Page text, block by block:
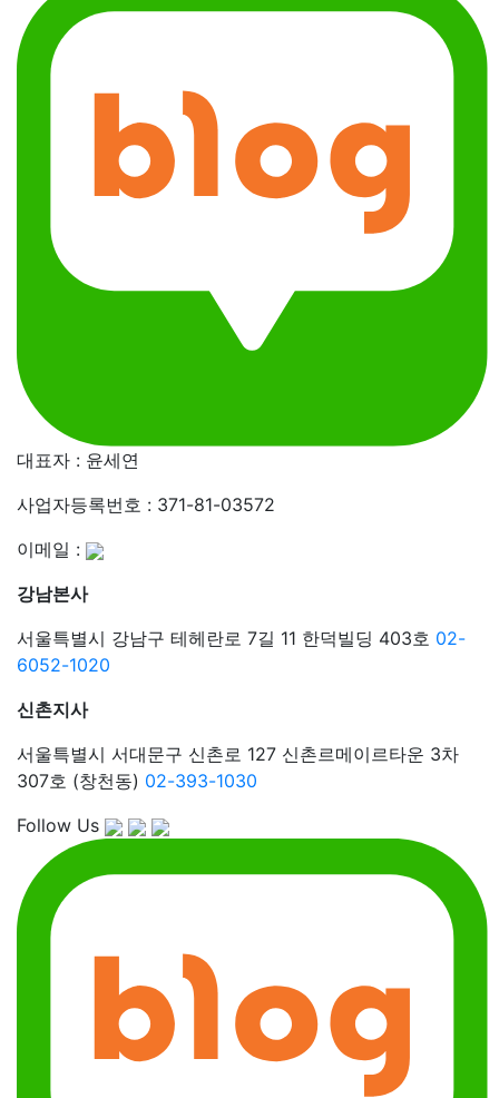
대표자 : 윤세연
사업자등록번호 : 371-81-03572
이메일 :
강남본사
서울특별시 강남구 테헤란로 7길 11 한덕빌딩 403호 02-
6052-1020
신촌지사
서울특별시 서대문구 신촌로 127 신촌르메이르타운 3차
307호 (창천동) 02-393-1030
Follow Us